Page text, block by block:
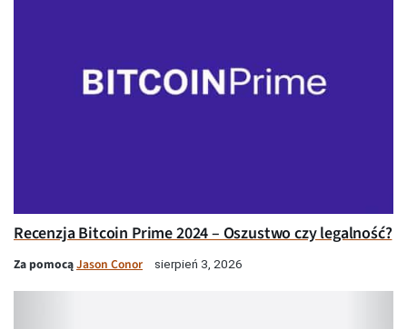
Recenzja Bitcoin Prime 2024 – Oszustwo czy legalność?
Za pomocąJason Conor sierpień 3, 2026